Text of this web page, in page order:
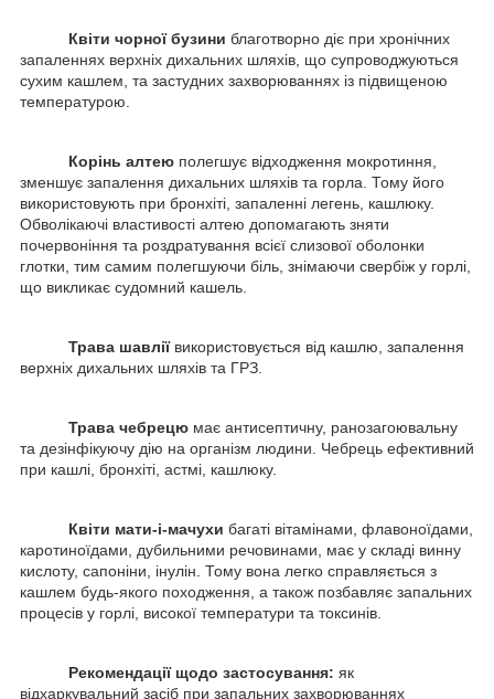
Квіти чорноїбузини благотворно діє при хронічних
запаленнях верхніх дихальних шляхів, що супроводжуються
сухим кашлем, та застудних захворюваннях із підвищеною
температурою.
Корінь алтею полегшує відходження мокротиння,
зменшує запалення дихальних шляхів та горла. Тому його
використовують при бронхіті, запаленні легень, кашлюку.
Обволікаючі властивості алтею допомагають зняти
почервоніння та роздратування всієї слизової оболонки
глотки, тим самим полегшуючи біль, знімаючи свербіж у горлі,
що викликає судомний кашель.
Трава шавліївикористовується від кашлю, запалення
верхніх дихальних шляхів та ГРЗ.
Трава чебрецю має антисептичну, ранозагоювальну
та дезінфікуючу дію на організм людини. Чебрець ефективний
при кашлі, бронхіті, астмі, кашлюку.
Квіти мати-і-мачухи багаті вітамінами, флавоноїдами,
каротиноїдами, дубильними речовинами, має у складі винну
кислоту, сапоніни, інулін. Тому вона легко справляється з
кашлем будь-якого походження, а також позбавляє запальних
процесів у горлі, високої температури та токсинів.
Рекомендації щодо застосування: як
відхаркувальний засіб при запальних захворюваннях